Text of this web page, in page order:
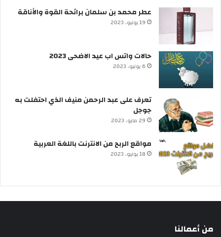
عطر محمد بن سلمان برائحة القوة والأناقة
19 يونيو، 2023
حالات واتس اب عيد الاضحى 2023
6 يونيو، 2023
تعرف على عبد الرحمن منيف الذي احتفلت به
جوجل
29 مايو، 2023
مواقع الربح من الانترنت باللغة العربية
18 يونيو، 2023
من أعمالنا